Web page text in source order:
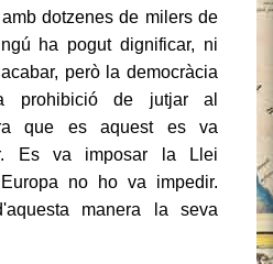
dotzenes de milers de
ha pogut dignificar, ni
però la democràcia
prohibició de jutjar al
que es aquest es va
Es va imposar la Llei
no ho va impedir.
manera la seva